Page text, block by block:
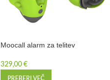
Moocall alarm za telitev
329,00 €
PREBERI VEČ